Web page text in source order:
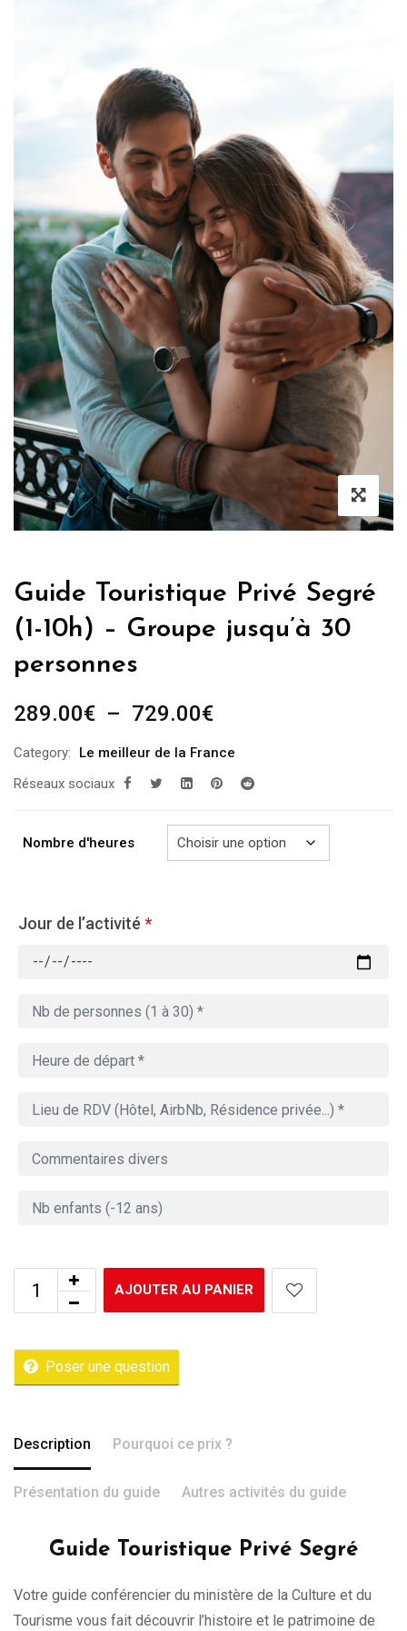
Guide Touristique Privé Segré
(1-10h) – Groupe jusqu’à 30
personnes
289.00€ – 729.00€Plage
prix :
289.00€
729.00€
Category:
Le meilleur de la France
Réseaux sociaux
Nombre d'heures
Jour de l’activité *
AJOUTER AU PANIER
Poser une question
Description Pourquoi ce prix ?
Présentation du guide Autres activités du guide
Guide Touristique Privé Segré
Votre guide conférencier du ministère de la Culture et du
Tourisme vous fait découvrir l’histoire et le patrimoine de